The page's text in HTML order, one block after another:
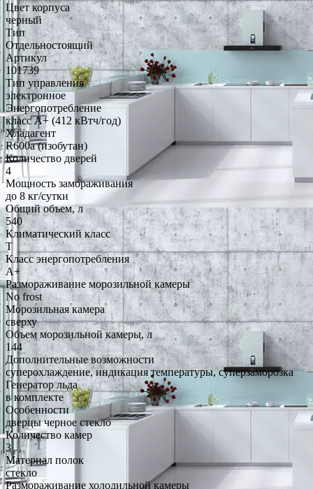
Цвет корпуса
черный
Тип
Отдельностоящий
Артикул
101739
Тип управления
электронное
Энергопотребление
класс A+ (412 кВтч/год)
Хладагент
R600a (изобутан)
Количество дверей
4
Мощность замораживания
до 8 кг/cутки
Общий объем, л
540
Климатический класс
T
Класс энергопотребления
A+
Размораживание морозильной камеры
No frost
Морозильная камера
сверху
Объем морозильной камеры, л
144
Дополнительные возможности
суперохлаждение, индикация температуры, суперзаморозка
Генератор льда
в комплекте
Особенности
дверцы черное стекло
Количество камер
3
Материал полок
стекло
Размораживание холодильной камеры